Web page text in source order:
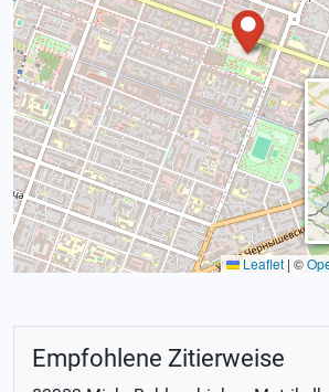
Leaflet | ©
Empfohlene Zitierweise